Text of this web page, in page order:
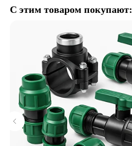
С этим товаром покупают: